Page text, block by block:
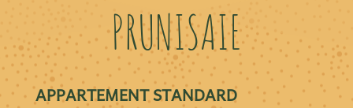
PRUNISAIE
APPARTEMENT STANDARD